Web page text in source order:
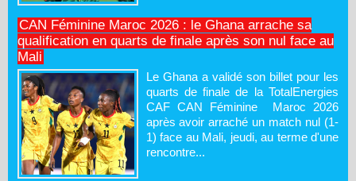
CAN Féminine Maroc 2026 : le Ghana arrache sa
qualification en quarts de finale après son nul face au
Mali
Le Ghana a validé son billet pour les
quarts de finale de la TotalEnergies
CAF CAN Féminine Maroc 2026
après avoir arraché un match nul (1-
1) face au Mali, jeudi, au terme d'une
rencontre...